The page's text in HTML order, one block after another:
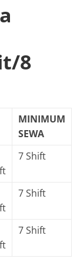
8
MINIMUM
SEWA
7 Shift
7 Shift
7 Shift